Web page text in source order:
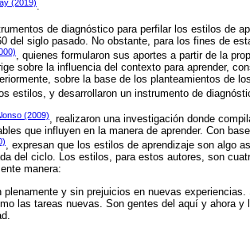
(2019).
de diagnóstico para perfilar los estilos de
del siglo pasado. No obstante, para los fines de
, quienes formularon sus aportes a partir de la
sobre la influencia del contexto para aprender,
sobre la base de los planteamientos de
estilos, y desarrollaron un instrumento de
(2009), realizaron una investigación donde
que influyen en la manera de aprender. Con
, expresan que los estilos de aprendizaje son algo
del ciclo. Los estilos, para estos autores, son
manera:
plenamente y sin prejuicios en nuevas
las tareas nuevas. Son gentes del aquí y ahora